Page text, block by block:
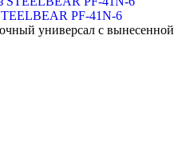
PF-41N-6
универсал с вынесенной